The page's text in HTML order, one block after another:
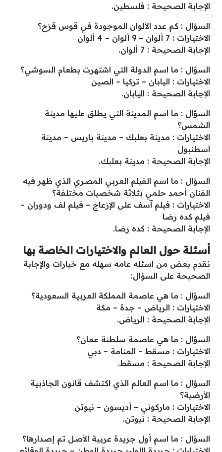
الإجابة الصحيحة : فلسطين.
السؤال : كم عدد الألوان الموجودة في قوس قزح؟
الاختيارات : 7 ألوان – 9 ألوان – 4 ألوان
الإجابة الصحيحة : 7 ألوان.
السؤال : ما اسم الدولة التي اشتهرت بطعام السوشي؟
الاختيارات : اليابان – تركيا – الصين
الإجابة الصحيحة : اليابان.
السؤال : ما اسم المدينة التي يطلق عليها مدينة
الشمس؟
الاختيارات : مدينة بعلبك – مدينة باريس – مدينة
اسطنبول
الإجابة الصحيحة : مدينة بعلبك.
السؤال : ما اسم الفيلم العربي المصري الذي ظهر فيه
الفنان أحمد حلمي بثلاثة شخصيات مختلفة؟
الاختيارات : فيلم آسف على الإزعاج – فيلم لف ودوران –
فيلم كده رضا
الإجابة الصحيحة : كده رضا.
أسئلة حول العالم والاختيارات الخاصة بها
نقدم بعض من اسئله عامه سهله مع خيارات والإجابة
الصحيحة على السؤال:
السؤال : ما هي عاصمة المملكة العربية السعودية؟
الاختيارات : الرياض – جدة – مكة
الإجابة الصحيحة : الرياض.
السؤال : ما هي عاصمة سلطنة عمان؟
الاختيارات : مسقط – المنامة – دبي
الإجابة الصحيحة : مسقط.
السؤال : ما اسم العالم الذي اكتشف قانون الجاذبية
الأرضية؟
الاختيارات : ماركوني – أديسون – نيوتن
الإجابة الصحيحة : نيوتن.
السؤال : ما اسم أول جريدة عربية الأصل تم إصدارها؟